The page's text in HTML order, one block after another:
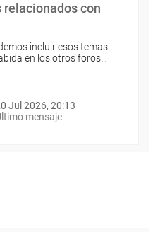
relacionados con
incluir esos temas
en los otros foros…
Jul 2026, 20:13
mensaje